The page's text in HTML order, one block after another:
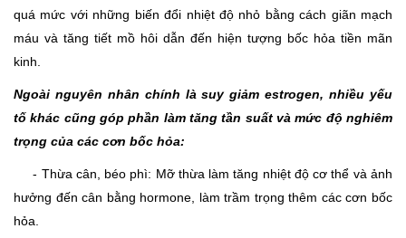
quá mức với những biến đổi nhiệt độ nhỏ bằng cách giãn mạch
máu và tăng tiết mồ hôi dẫn đến hiện tượng bốc hỏa tiền mãn
kinh.
Ngoài nguyên nhân chính là suy giảm estrogen, nhiều yếu
tố khác cũng góp phần làm tăng tần suất và mức độ nghiêm
trọng của các cơn bốc hỏa:
- Thừa cân, béo phì: Mỡ thừa làm tăng nhiệt độ cơ thể và ảnh
hưởng đến cân bằng hormone, làm trầm trọng thêm các cơn bốc
hỏa.